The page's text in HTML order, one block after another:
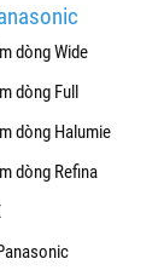
dòng Wide
dòng Full
dòng Halumie
dòng Refina